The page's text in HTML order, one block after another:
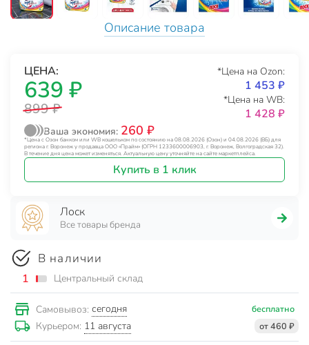
Описание товара
ЦЕНА:
639 ₽
899 ₽
*Цена на Ozon:
1 453 ₽
*Цена на WB:
1 428 ₽
Ваша экономия: 260 ₽
*Цена с Озон банком или WB кошельком по состоянию на 08.08.2026 (Озон) и 04.08.2026 (ВБ) для
региона г. Воронеж у продавца ООО «Прайм» (ОГРН 1233600006903, г. Воронеж, Волгоградская 32).
В течение дня цена может изменяться. Актуальную цену уточняйте на сайте маркетплейса.
Купить в 1 клик
Лоск
Все товары бренда
В наличии
1 Центральный склад
Самовывоз: сегодня бесплатно
Курьером: 11 августа от 460 ₽